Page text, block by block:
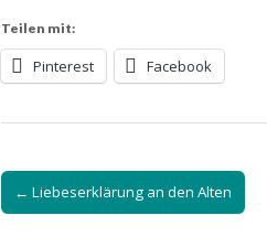
Teilen mit:
Pinterest Facebook
Post
navigation
← Liebeserklärung an den Alten